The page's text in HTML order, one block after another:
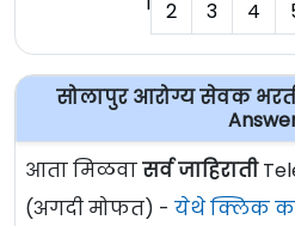
2 3 4
सोलापुर आरोग्य सेवक
आता मिळवासर्व जाहिराती
(अगदी मोफत) - येथे क्लिक